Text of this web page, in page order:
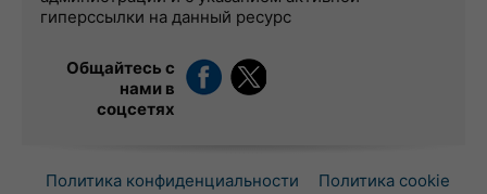
гиперссылки на данный ресурс
Общайтесь с
нами в
соцсетях
Политика конфиденциальности
Политика cookie